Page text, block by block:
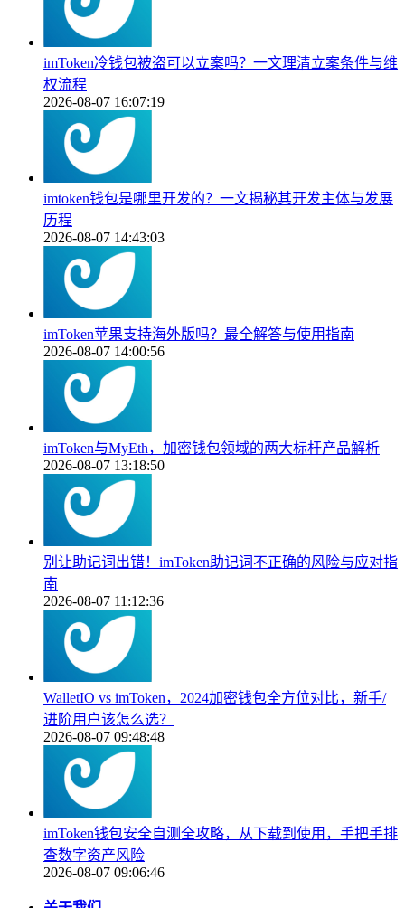
imToken冷钱包被盗可以立案吗？一文理清立案条件与维
权流程
2026-08-07 16:07:19
imtoken钱包是哪里开发的？一文揭秘其开发主体与发展
历程
2026-08-07 14:43:03
imToken苹果支持海外版吗？最全解答与使用指南
2026-08-07 14:00:56
imToken与MyEth，加密钱包领域的两大标杆产品解析
2026-08-07 13:18:50
别让助记词出错！imToken助记词不正确的风险与应对指
南
2026-08-07 11:12:36
WalletIO vs imToken，2024加密钱包全方位对比，新手/
进阶用户该怎么选？
2026-08-07 09:48:48
imToken钱包安全自测全攻略，从下载到使用，手把手排
查数字资产风险
2026-08-07 09:06:46